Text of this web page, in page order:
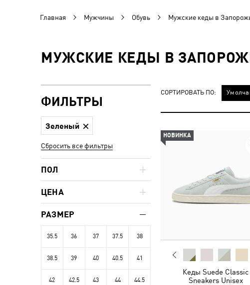
Главная Мужчины Обувь Мужские кеды в
МУЖСКИЕ КЕДЫ В
СОРТИРОВАТЬ ПО:
НОВИНКА
Кеды Suede Classic
Sneakers Unisex
ФИЛЬТРЫ
Зеленый
Сбросить все фильтры
ПОЛ
ЦЕНА
РАЗМЕР
35.5 36 37 37.5 38
38.5 39 40 40.5 41
42 42.5 43 44 44.5